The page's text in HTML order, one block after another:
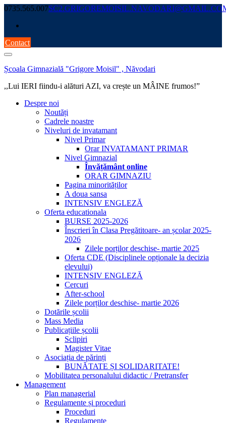
Skip
content
0735.565.007
Contact
Școala Gimnazială "Grigore Moisil" , Năvodari
,,Lui IERI fiindu-i alături AZI, va crește un MÂINE frumos!”
Despre noi
Noutăți
Cadrele noastre
Niveluri de invatamant
Nivel Primar
Orar INVATAMANT PRIMAR
Nivel Gimnazial
Învățământ online
ORAR GIMNAZIU
Pagina minorităților
A doua sansa
INTENSIV ENGLEZĂ
Oferta educationala
BURSE 2025-2026
Înscrieri în Clasa Pregătitoare- an școlar 2025-
2026
Zilele porților deschise- martie 2025
Oferta CDE (Disciplinele opționale la decizia
elevului)
INTENSIV ENGLEZĂ
Cercuri
After-school
Zilele porților deschise- martie 2026
Dotările școlii
Mass Media
Publicațiile școlii
Sclipiri
Magister Vitae
Asociația de părinți
BUNĂTATE ȘI SOLIDARITATE!
Mobilitatea personalului didactic / Pretransfer
Management
Plan managerial
Regulamente și proceduri
Proceduri
Regulamente